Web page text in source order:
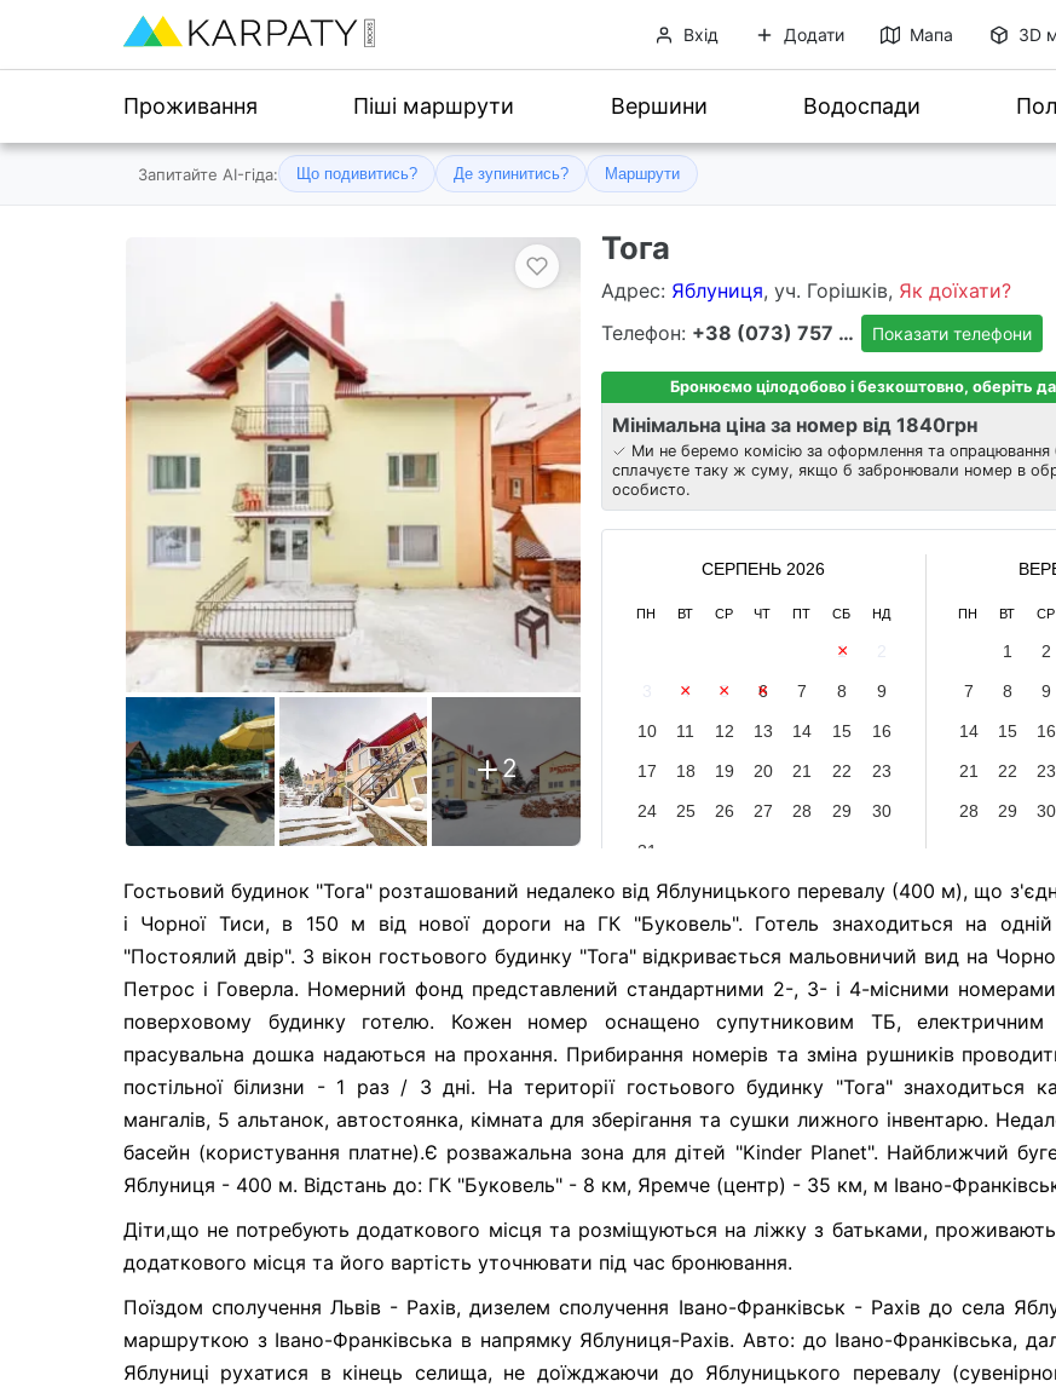
Вхід Додати Мапа 3D
Проживання Піші маршрути Вершини Водоспади
Запитайте AI-гіда: Що подивитись? Де зупинитись? Маршрути
2
Тога
Адрес: Яблуниця, уч. Горішків, Як доїхати?
Телефон:
+38 (073) 757 8303 Показати телефони
Бронюємо цілодобово і безкоштовно, оберіть
Мінімальна ціна за номер від 1840грн
Ми не беремо комісію за оформлення та опрацювання
сплачуєте таку ж суму, якщо б забронювали номер в
особисто.
СЕРПЕНЬ 2026
ПН ВТ СР ЧТ ПТ СБ НД
1
4 5 6 7 8 9
10 11 12 13 14 15 16
17 18 19 20 21 22 23
24 25 26 27 28 29 30
31
ПН ВТ СР
1 2
7 8 9
14 15 16
21 22 23
28 29 30
Гостьовий будинок "Тога" розташований недалеко від Яблуницького перевалу (400 м), що
і Чорної Тиси, в 150 м від нової дороги на ГК "Буковель". Готель знаходиться на одній
"Постоялий двір". З вікон гостьового будинку "Тога" відкривається мальовничий вид на
Петрос і Говерла. Номерний фонд представлений стандартними 2-, 3- і 4-місними
поверховому будинку готелю. Кожен номер оснащено супутниковим ТБ,
прасувальна дошка надаються на прохання. Прибирання номерів та зміна рушників
постільної білизни - 1 раз / 3 дні. На території гостьового будинку "Тога" знаходиться
мангалів, 5 альтанок, автостоянка, кімната для зберігання та сушки лижного інвентарю.
басейн (користування платне).Є розважальна зона для дітей "Kinder Planet". Найближчий
Яблуниця - 400 м. Відстань до: ГК "Буковель" - 8 км, Яремче (центр) - 35 км, м Івано-
Діти,що не потребують додаткового місця та розміщуються на ліжку з батьками, проживають
додаткового місця та його вартість уточнювати під час бронювання.
Поїздом сполучення Львів - Рахів, дизелем сполучення Івано-Франківськ - Рахів до села
маршруткою з Івано-Франківська в напрямку Яблуниця-Рахів. Авто: до Івано-Франківська,
Яблуниці рухатися в кінець селища, не доїжджаючи до Яблуницького перевалу